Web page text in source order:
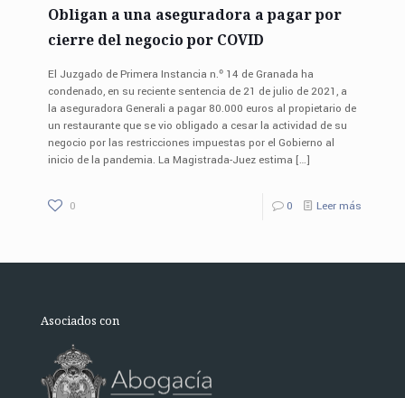
Obligan a una aseguradora a pagar por
cierre del negocio por COVID
El Juzgado de Primera Instancia n.º 14 de Granada ha
condenado, en su reciente sentencia de 21 de julio de 2021, a
la aseguradora Generali a pagar 80.000 euros al propietario de
un restaurante que se vio obligado a cesar la actividad de su
negocio por las restricciones impuestas por el Gobierno al
inicio de la pandemia. La Magistrada-Juez estima […]
0 0 Leer más
Asociados con